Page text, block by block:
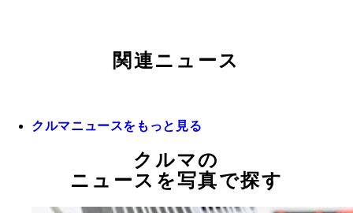
関連ニュース
クルマニュースをもっと見る
クルマの
ニュースを写真で探す